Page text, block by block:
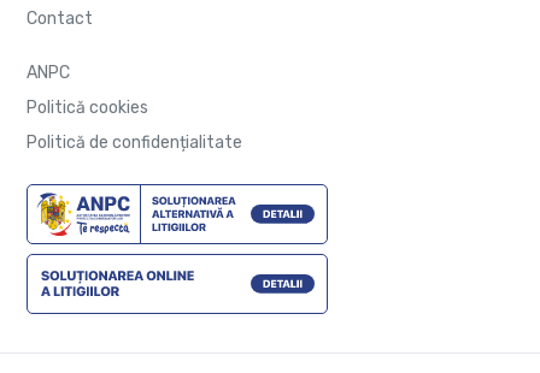
Contact
ANPC
Politică cookies
Politică de confidențialitate